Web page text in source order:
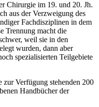
Entwicklung des dt. med.
Chirurgie im 19. und 20. Jh.
aus der Verzweigung des
Fachdisziplinen in dem
Trennung macht die
weil sie in den
wurden, dann aber
spezialisierten Teilgebiete
Verfügung stehenden 200
Handbücher der